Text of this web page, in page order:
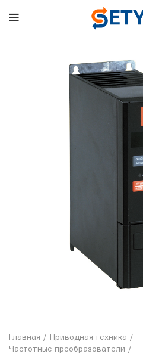
Главная
Приводная техника
Частотные преобразователи